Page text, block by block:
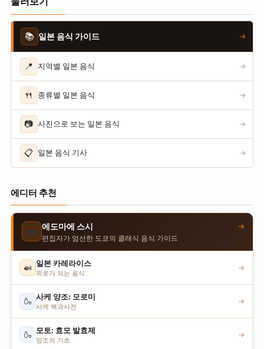
📚 일본 음식 가이드 →
📍 지역별 일본 음식 →
🍴 종류별 일본 음식 →
📷 사진으로 보는 일본 음식 →
📋 일본 음식 기사 →
에디터 추천
🍣 에도마에 스시
편집자가 엄선한 도쿄의 클래식 음식 가이드
→
🍛 일본 카레라이스
위로가 되는 음식
→
🍶 사케 양조: 모로미
사케 백과사전
→
🍶 모토: 효모 발효제
양조의 기초
→